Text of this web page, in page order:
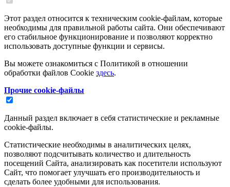
Этот раздел относится к техническим cookie-файлам, которые
необходимы для правильной работы сайта. Они обеспечивают
его стабильное функционирование и позволяют корректно
использовать доступные функции и сервисы.
Вы можете ознакомиться с Политикой в отношении
обработки файлов Cookie здесь.
Прочие cookie-файлы
Данный раздел включает в себя статистические и рекламные
cookie-файлы.
Статистические необходимы в аналитических целях,
позволяют подсчитывать количество и длительность
посещений Сайта, анализировать как посетители используют
Сайт, что помогает улучшать его производительность и
сделать более удобными для использования.